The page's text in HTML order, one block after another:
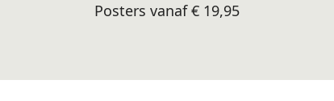
Posters vanaf € 19,95